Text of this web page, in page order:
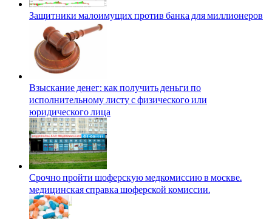
Защитники малоимущих против банка для миллионеров
Взыскание денег: как получить деньги по
исполнительному листу с физического или
юридического лица
Срочно пройти шоферскую медкомиссию в москве.
медицинская справка шоферской комиссии.